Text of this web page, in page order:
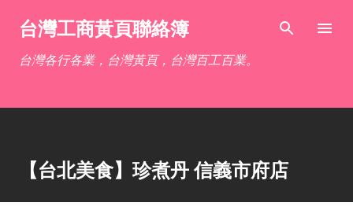
跳到主要內容
台灣工商黃頁聯絡簿
台灣各行各業，台灣黃頁，台灣百工百業。
【台北美食】珍煮丹 信義市府店